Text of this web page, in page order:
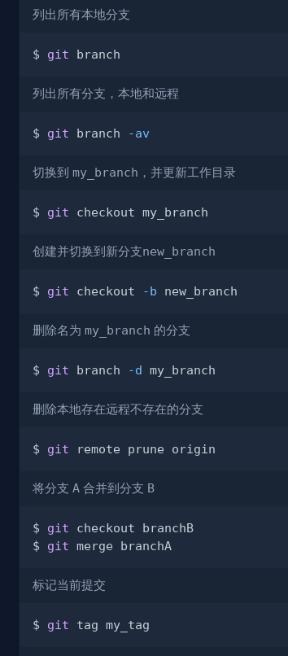
列出所有本地分支
$ git
列出所有分支，本地和远程
$ git branch -av
切换到 my_branch ，并更新工作目录
$ git
创建并切换到新分支new_branch
$ git checkout -b
删除名为 my_branch 的分支
$ git branch -d
删除本地存在远程不存在的分支
$ git
将分支 A 合并到分支 B
$ git
$ git
标记当前提交
$ git